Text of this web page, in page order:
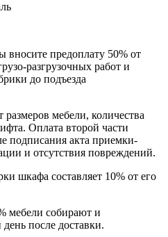
вносите предоплату 50% от
разгрузочных работ и
до подъезда
мебели, количества
Оплата второй части
подписания акта приемки-
и отсутствия повреждений.
шкафа составляет 10% от его
мебели собирают и
после доставки.